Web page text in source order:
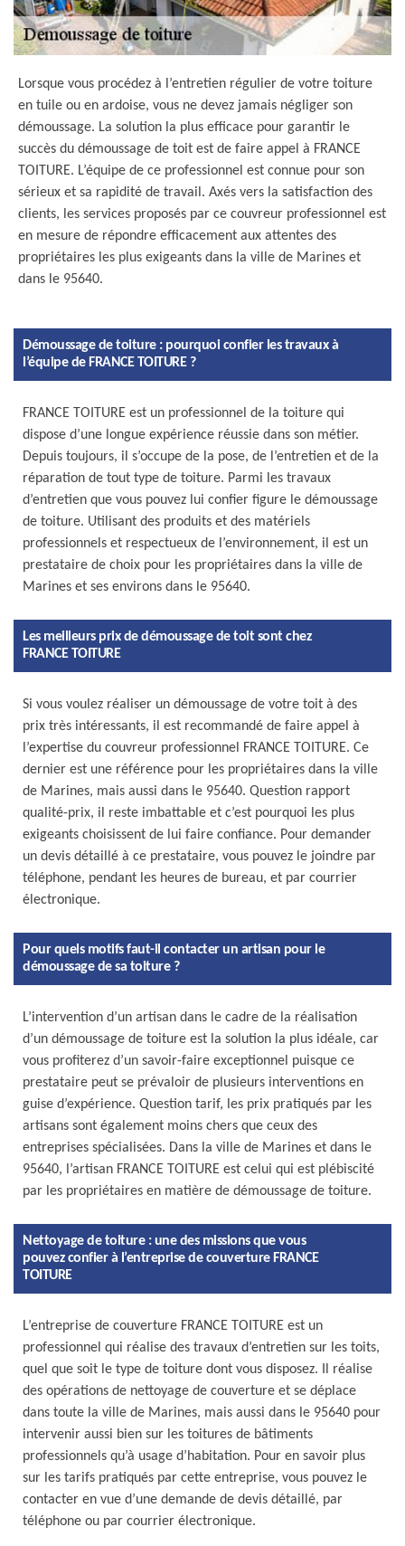
Lorsque vous procédez à l’entretien régulier de votre toiture
en tuile ou en ardoise, vous ne devez jamais négliger son
démoussage. La solution la plus efficace pour garantir le
succès du démoussage de toit est de faire appel à FRANCE
TOITURE. L’équipe de ce professionnel est connue pour son
sérieux et sa rapidité de travail. Axés vers la satisfaction des
clients, les services proposés par ce couvreur professionnel est
en mesure de répondre efficacement aux attentes des
propriétaires les plus exigeants dans la ville de Marines et
dans le 95640.
Démoussage de toiture : pourquoi confier les travaux à
l’équipe de FRANCE TOITURE ?
FRANCE TOITURE est un professionnel de la toiture qui
dispose d’une longue expérience réussie dans son métier.
Depuis toujours, il s’occupe de la pose, de l’entretien et de la
réparation de tout type de toiture. Parmi les travaux
d’entretien que vous pouvez lui confier figure le démoussage
de toiture. Utilisant des produits et des matériels
professionnels et respectueux de l’environnement, il est un
prestataire de choix pour les propriétaires dans la ville de
Marines et ses environs dans le 95640.
Les meilleurs prix de démoussage de toit sont chez
FRANCE TOITURE
Si vous voulez réaliser un démoussage de votre toit à des
prix très intéressants, il est recommandé de faire appel à
l’expertise du couvreur professionnel FRANCE TOITURE. Ce
dernier est une référence pour les propriétaires dans la ville
de Marines, mais aussi dans le 95640. Question rapport
qualité-prix, il reste imbattable et c’est pourquoi les plus
exigeants choisissent de lui faire confiance. Pour demander
un devis détaillé à ce prestataire, vous pouvez le joindre par
téléphone, pendant les heures de bureau, et par courrier
électronique.
Pour quels motifs faut-il contacter un artisan pour le
démoussage de sa toiture ?
L’intervention d’un artisan dans le cadre de la réalisation
d’un démoussage de toiture est la solution la plus idéale, car
vous profiterez d’un savoir-faire exceptionnel puisque ce
prestataire peut se prévaloir de plusieurs interventions en
guise d’expérience. Question tarif, les prix pratiqués par les
artisans sont également moins chers que ceux des
entreprises spécialisées. Dans la ville de Marines et dans le
95640, l’artisan FRANCE TOITURE est celui qui est plébiscité
par les propriétaires en matière de démoussage de toiture.
Nettoyage de toiture : une des missions que vous
pouvez confier à l’entreprise de couverture FRANCE
TOITURE
L’entreprise de couverture FRANCE TOITURE est un
professionnel qui réalise des travaux d’entretien sur les toits,
quel que soit le type de toiture dont vous disposez. Il réalise
des opérations de nettoyage de couverture et se déplace
dans toute la ville de Marines, mais aussi dans le 95640 pour
intervenir aussi bien sur les toitures de bâtiments
professionnels qu’à usage d’habitation. Pour en savoir plus
sur les tarifs pratiqués par cette entreprise, vous pouvez le
contacter en vue d’une demande de devis détaillé, par
téléphone ou par courrier électronique.